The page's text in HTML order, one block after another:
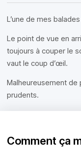
L’une de mes
Le point de vue en
toujours à couper le
vaut le coup d’œil.
Malheureusement
prudents.
Comment ça